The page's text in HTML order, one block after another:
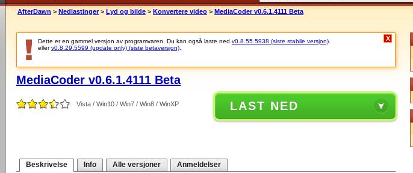
AfterDawn > Nedlastinger > Lyd og bilde > Konvertere video > MediaCoder v0.6.1.4111 Beta
Dette er en gammel versjon av programvaren. Du kan også laste ned v0.8.55.5938 (siste stabile versjon)
ellerv0.8.29.5599 (update only) (siste betaversjon)
X
MediaCoder v0.6.1.4111 Beta
Vista / Win10 / Win7 / Win8 / WinXP LAST NED
Beskrivelse Info Alle versjoner Anmeldelser